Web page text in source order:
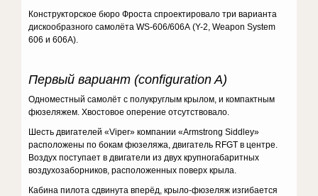
Конструкторское бюро Фроста спроектировало три варианта
дискообразного самолёта WS-606/606А (Y-2, Weapon System
606 и 606A).
Первый вариант (configuration A)
Одноместный самолёт с полукруглым крылом, и компактным
фюзеляжем. Хвостовое оперение отсутствовало.
Шесть двигателей «Viper» компании «Armstrong Siddley»
расположены по бокам фюзеляжа, двигатель RFGT в центре.
Воздух поступает в двигатели из двух крупногабаритных
воздухозаборников, расположенных поверх крыла.
Кабина пилота сдвинута вперёд, крыло-фюзеляж изгибается